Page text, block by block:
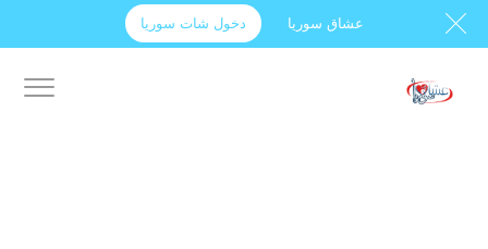
عشاق سوريا دخول شات سوريا